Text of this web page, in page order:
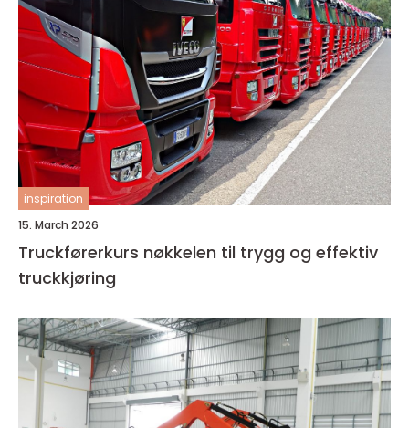
inspiration
15. March 2026
Truckførerkurs nøkkelen til trygg og effektiv
truckkjøring